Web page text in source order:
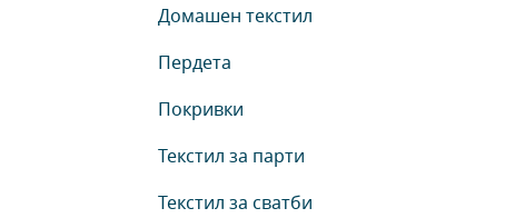
Домашен текстил
Пердета
Покривки
Текстил за парти
Текстил за сватби